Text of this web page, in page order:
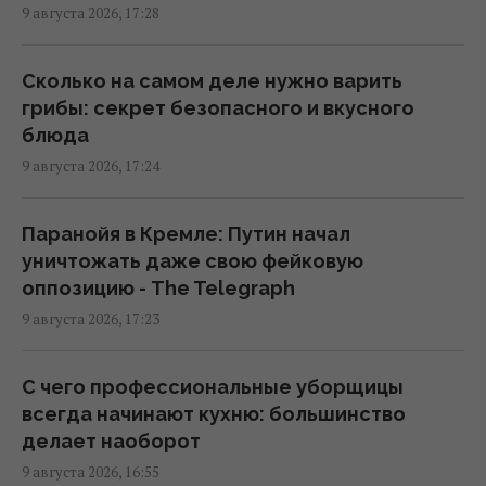
16:56 воскресенье, 09 августа 2026
Генрих VIII буквально жил в облаке духов:
причина была далеко не королевской
16:42 воскресенье, 09 августа 2026
проблемы для экономики РФ: в WSJ
раскрыли подробности
16:36 воскресенье, 09 августа 2026
сном: для чего это нужно
16:26 воскресенье, 09 августа 2026
Усовершенствованные "Герани" врага:
9 августа 2026, 17:28
Сколько на самом деле нужно варить
грибы: секрет безопасного и вкусного
блюда
9 августа 2026, 17:24
Паранойя в Кремле: Путин начал
уничтожать даже свою фейковую
оппозицию - The Telegraph
9 августа 2026, 17:23
С чего профессиональные уборщицы
всегда начинают кухню: большинство
делает наоборот
9 августа 2026, 16:55